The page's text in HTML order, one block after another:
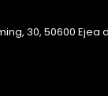
30, 50600